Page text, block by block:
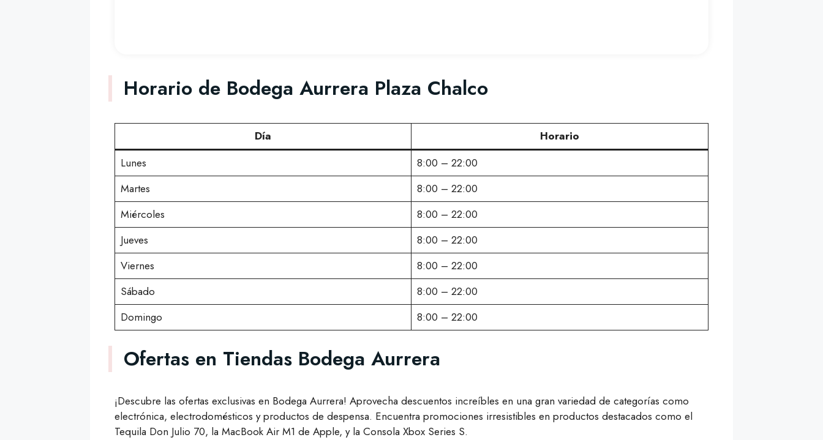
Horario de Bodega Aurrera Plaza Chalco
Día
Horario
Lunes
8:00 – 22:00
Martes
8:00 – 22:00
Miércoles
8:00 – 22:00
Jueves
8:00 – 22:00
Viernes
8:00 – 22:00
Sábado
8:00 – 22:00
Domingo
8:00 – 22:00
Ofertas en Tiendas Bodega Aurrera
¡Descubre las ofertas exclusivas en Bodega Aurrera! Aprovecha descuentos increíbles en una gran variedad de categorías como
electrónica, electrodomésticos y productos de despensa. Encuentra promociones irresistibles en productos destacados como el
Tequila Don Julio 70, la MacBook Air M1 de Apple, y la Consola Xbox Series S.